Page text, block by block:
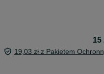
15
19,03 zł z Pakietem